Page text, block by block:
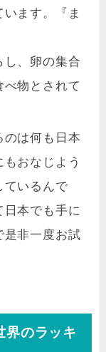
ます。『ま
、卵の集合
物とされて
のは何も日本
おなじよう
ているんで
本でも手に
是非一度お試
界のラッキ